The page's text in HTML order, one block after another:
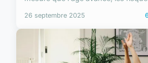
26 septembre 2025